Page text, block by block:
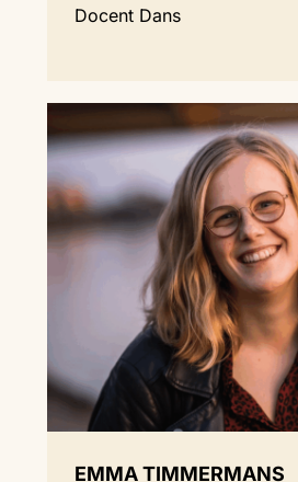
Docent Dans
EMMA TIMMERMANS